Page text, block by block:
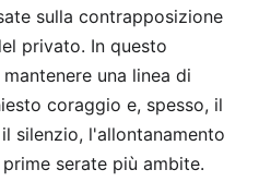
sulla contrapposizione
privato. In questo
una linea di
coraggio e, spesso, il
silenzio, l'allontanamento
serate più ambite.